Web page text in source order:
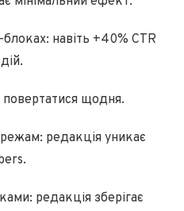
навіть +40% CTR
повертатися щодня.
редакція уникає
редакція зберігає